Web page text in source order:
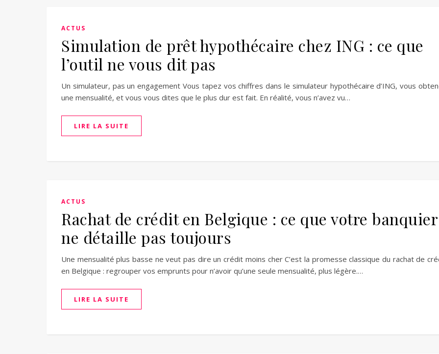
ACTUS
Simulation de prêt hypothécaire chez ING : ce que
l’outil ne vous dit pas
Un simulateur, pas un engagement Vous tapez vos chiffres dans le simulateur hypothécaire d’ING, vous
une mensualité, et vous vous dites que le plus dur est fait. En réalité, vous n’avez vu…
LIRE LA SUITE
ACTUS
Rachat de crédit en Belgique : ce que votre banquier
ne détaille pas toujours
Une mensualité plus basse ne veut pas dire un crédit moins cher C’est la promesse classique du rachat de
en Belgique : regrouper vos emprunts pour n’avoir qu’une seule mensualité, plus légère.…
LIRE LA SUITE